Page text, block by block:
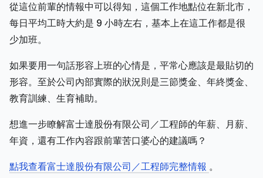
從這位前輩的情報中可以得知，這個工作地點位在新北市，
每日平均工時大約是 9 小時左右，基本上在這工作都是很
少加班。
如果要用一句話形容上班的心情是，平常心應該是最貼切的
形容。至於公司內部實際的狀況則是三節獎金、年終獎金、
教育訓練、生育補助。
想進一步瞭解富士達股份有限公司／工程師的年薪、月薪、
年資，還有工作內容跟前輩苦口婆心的建議嗎？
點我查看富士達股份有限公司／工程師完整情報 。